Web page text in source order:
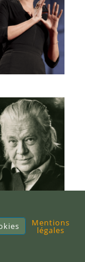
Mentions
légales